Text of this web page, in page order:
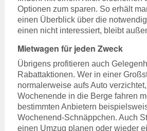
Optionen zum sparen. So erhält
einen Überblick über die
einen nicht interessiert, bleibt
Mietwagen für jeden Zweck
Übrigens profitieren auch
Rabattaktionen. Wer in einer
normalerweise aufs Auto
Wochenende in die Berge fahren
bestimmten Anbietern
Wochenend-Schnäppchen. Auch
einen Umzug planen oder wieder